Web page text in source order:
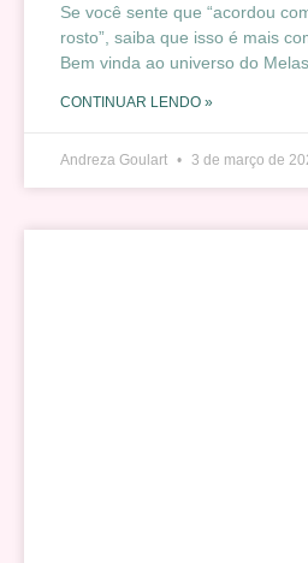
Se você sente que “acordou
rosto”, saiba que isso é mais
Bem vinda ao universo do
CONTINUAR LENDO »
Andreza Goulart 3 de março de